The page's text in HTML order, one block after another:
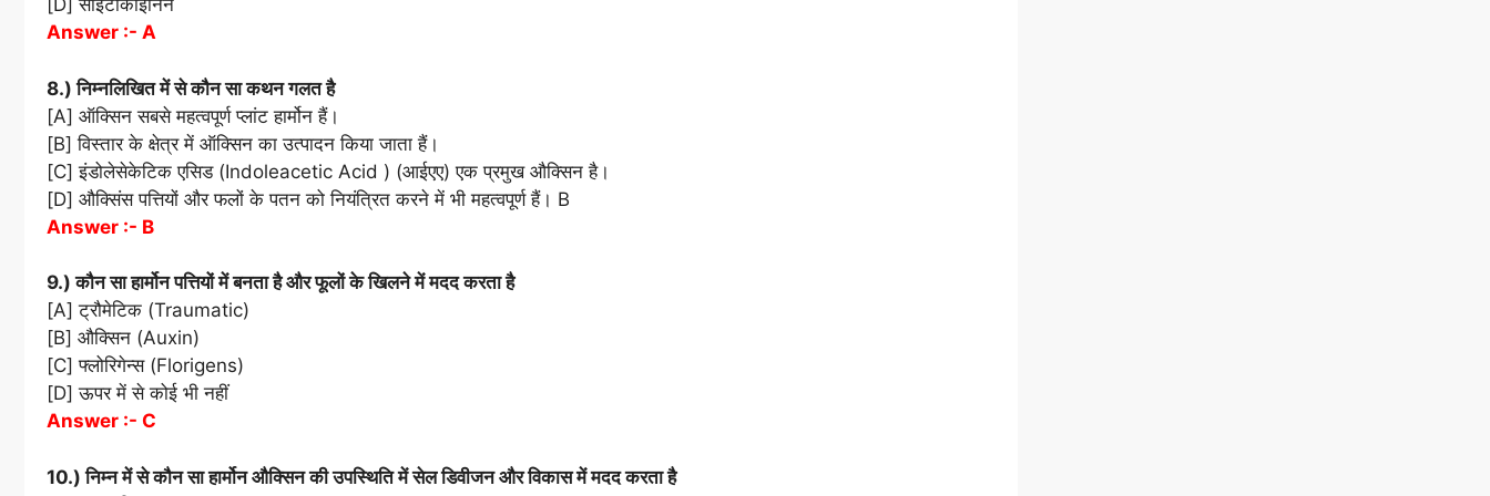
[D] साइटोकाईनिन
Answer :- A
8.) निम्नलिखित में से कौन सा कथन गलत है
[A] ऑक्सिन सबसे महत्वपूर्ण प्लांट हार्मोन हैं।
[B] विस्तार के क्षेत्र में ऑक्सिन का उत्पादन किया जाता हैं।
[C] इंडोलेसेकेटिक एसिड (Indoleacetic Acid ) (आईएए) एक प्रमुख औक्सिन है।
[D] औक्सिंस पत्तियों और फलों के पतन को नियंत्रित करने में भी महत्वपूर्ण हैं। B
Answer :- B
9.) कौन सा हार्मोन पत्तियों में बनता है और फूलों के खिलने में मदद करता है
[A] ट्रौमेटिक (Traumatic)
[B] औक्सिन (Auxin)
[C] फ्लोरिगेन्स (Florigens)
[D] ऊपर में से कोई भी नहीं
Answer :- C
10.) निम्न में से कौन सा हार्मोन औक्सिन की उपस्थिति में सेल डिवीजन और विकास में मदद करता है